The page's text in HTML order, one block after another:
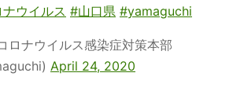
ウイルス #山口県 #yamaguchi
ナウイルス感染症対策本部
April 24, 2020